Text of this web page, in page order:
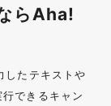
らAha!
したテキストや
できるキャン